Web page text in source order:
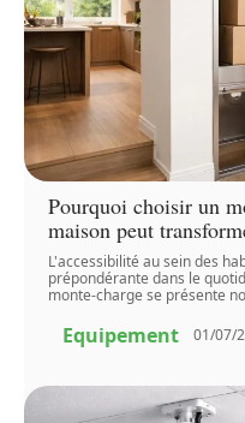
Pourquoi choisir un
maison peut
L'accessibilité au sein des
prépondérante dans le
monte-charge se présente
Equipement 01/07/